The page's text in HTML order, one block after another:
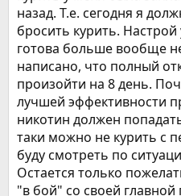
назад. Т.е. сегодня я
бросить курить.
готова больше вообще
написано, что полный
произойти на 8 день.
лучшей эффективности
никотин должен
таки можно не курить с
буду смотреть по
Остается только
"в бой" со своей